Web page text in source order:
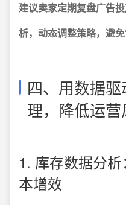
建议卖家定期复盘广告
析，动态调整策略，避免
四、用数据
理，降低运营
1. 库存数据分
本增效